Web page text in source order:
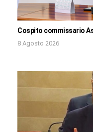
Cospito commissario
8 Agosto 2026